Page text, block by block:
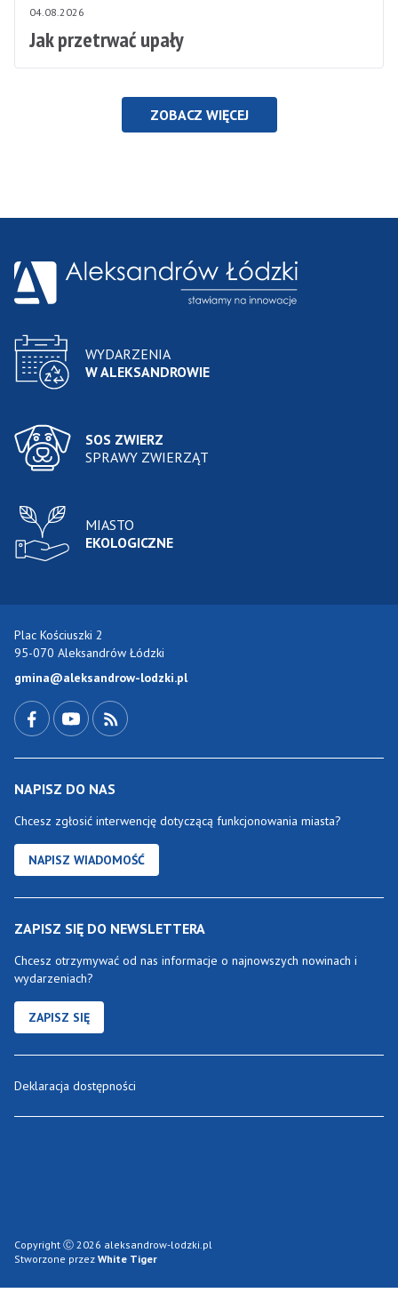
04.08.2026
Jak przetrwać upały
ZOBACZ WIĘCEJ
WYDARZENIA
W ALEKSANDROWIE
SOS ZWIERZ
SPRAWY ZWIERZĄT
MIASTO
EKOLOGICZNE
Plac Kościuszki 2
95-070 Aleksandrów Łódzki
gmina@aleksandrow-lodzki.pl
NAPISZ DO NAS
Chcesz zgłosić interwencję dotyczącą funkcjonowania miasta?
NAPISZ WIADOMOŚĆ
ZAPISZ SIĘ DO NEWSLETTERA
Chcesz otrzymywać od nas informacje o najnowszych nowinach i
wydarzeniach?
ZAPISZ SIĘ
Deklaracja dostępności
Copyright Ⓒ 2026 aleksandrow-lodzki.pl
Stworzone przez White Tiger